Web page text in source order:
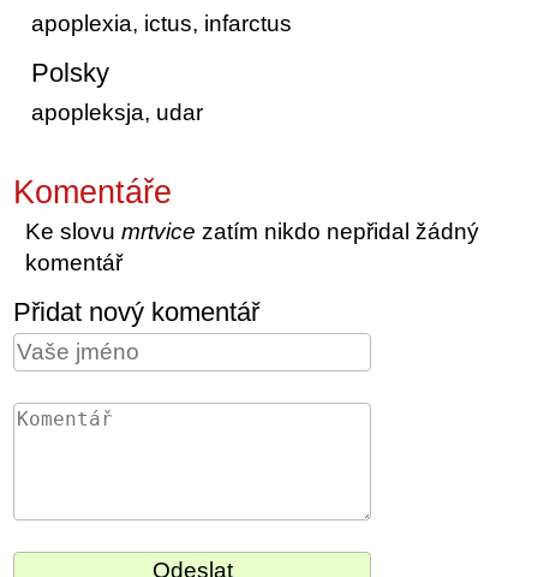
apoplexia, ictus, infarctus
Polsky
apopleksja, udar
Komentáře
Ke slovumrtvice zatím nikdo nepřidal žádný
komentář
Přidat nový komentář